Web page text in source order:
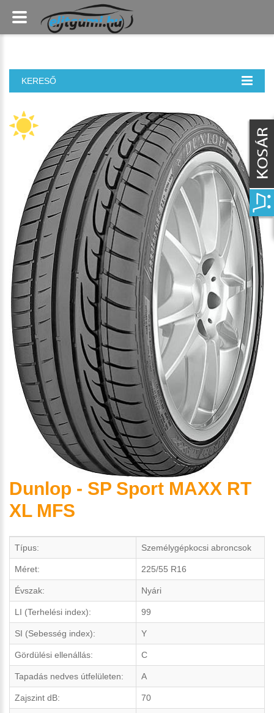
KERESŐ
Dunlop - SP Sport MAXX RT
XL MFS
Típus: Személygépkocsi abroncsok
Méret: 225/55 R16
Évszak: Nyári
LI (Terhelési index): 99
SI (Sebesség index): Y
Gördülési ellenállás: C
Tapadás nedves útfelületen: A
Zajszint dB: 70